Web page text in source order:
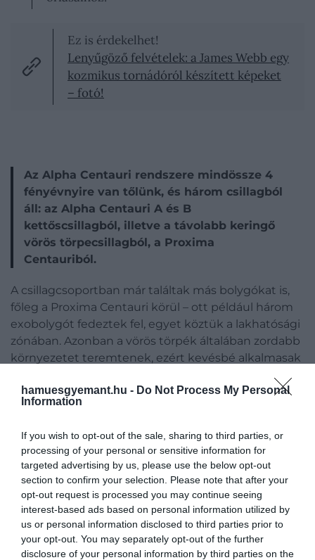
hamuesgyemant.hu - Do Not Process My Personal
Information
If you wish to opt-out of the sale, sharing to third parties, or
processing of your personal or sensitive information for
targeted advertising by us, please use the below opt-out
section to confirm your selection. Please note that after your
opt-out request is processed you may continue seeing
interest-based ads based on personal information utilized by
us or personal information disclosed to third parties prior to
your opt-out. You may separately opt-out of the further
disclosure of your personal information by third parties on the
Ez is érdekelhet!
Lenyűgöző felvételek: a James Webb egy
kozmikus tornádóról készített képeket
– fotó!
Az Alpha Centauri rendszere mindössze 4
fényévnyire van tőlünk, és három csillagból
áll: az Alpha Centauri A és B
kettőscsillagból, illetve a távolabb keringő
vörös törpecsillagból, a Proxima
Centauriból.
A csillagcsoportban már találtak más bolygókat is,
főleg a Proxima Centauri körül – ott például három
exobolygót fedeztek fel, egyet köztük a lakhatósági
zónában. Azonban a vörös törpék általában zordabb
környezetet teremtenek, ezért kevésbé alkalmasak
csillagok –írjaa Science Alert.
Az Alpha Centauri A és B körüli bolygókfelfedezése
sokkal nehezebb volt, mert a csillagok nagyon
fényesek és gyorsan mozognak az égen, így még a
legfejlettebb űrteleszkópoknak is komoly kihívást
jelentenek az ilyen jellegű megfigyelések. 2021-ben
egy amerikai kutatócsoport –Kevin Wagner
vezetésével – a közvetlen képalkotás segítségével